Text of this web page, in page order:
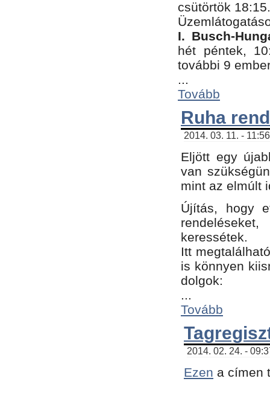
csütörtök 18:15.
I. Busch-
hét péntek,
további 9
...
Tovább
Ruha
2014. 03. 11. -
Eljött egy
van
mint az elmúlt
Újítás, hogy
keressétek.
Itt
is könnyen
dolgok:
...
Tovább
2014. 02. 24. -
Ezen a címen